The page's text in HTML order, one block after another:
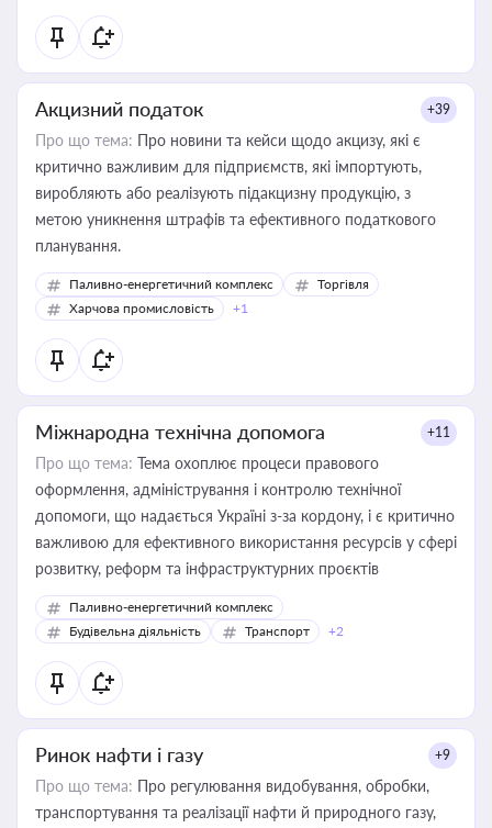
Акцизний податок +39
Про що тема: Про новини та кейси щодо акцизу, які є
критично важливим для підприємств, які імпортують,
виробляють або реалізують підакцизну продукцію, з
метою уникнення штрафів та ефективного податкового
планування.
Паливно-енергетичний комплекс
Торгівля
Харчова промисловість
+1
Міжнародна технічна допомога +11
Про що тема: Тема охоплює процеси правового
оформлення, адміністрування і контролю технічної
допомоги, що надається Україні з-за кордону, і є критично
важливою для ефективного використання ресурсів у сфері
розвитку, реформ та інфраструктурних проєктів
Паливно-енергетичний комплекс
Будівельна діяльність
Транспорт +2
Ринок нафти і газу +9
Про що тема: Про регулювання видобування, обробки,
транспортування та реалізації нафти й природного газу,